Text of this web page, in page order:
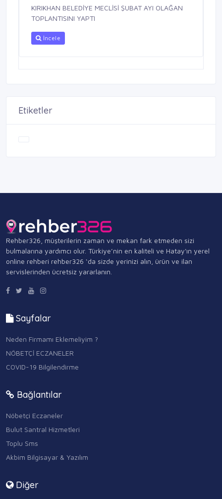
KIRIKHAN BELEDİYE MECLİSİ ŞUBAT AYI OLAĞAN
TOPLANTISINI YAPTI
İncele
Etiketler
Rehber326, müşterilerin zaman ve mekan fark etmeden sizi
bulmalarına yardımcı olur. Türkiye’nin en kaliteli ve Hatay'ın yerel
online rehberi rehber326 ‘da sizde yerinizi alın, ürün ve ilan
servislerinden ücretsiz yararlanın.
Sayfalar
Neden Firmamı Eklemeliyim ?
NÖBETÇİ ECZANELER
COVID-19 Bilgilendirme
Bağlantılar
Nöbetçi Eczaneler
Bulut Santral Hizmetleri
Toplu Sms
Akbim Bilgisayar & Yazılım
Diğer